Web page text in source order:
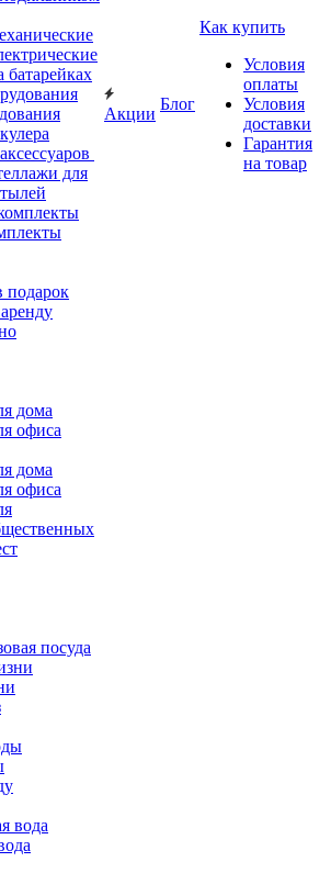
батарейках
для
подарок
дома
офиса
дома
офиса
посуда
Акции
Блог
Как купить
Условия
оплаты
Условия
доставки
Гарантия
на товар